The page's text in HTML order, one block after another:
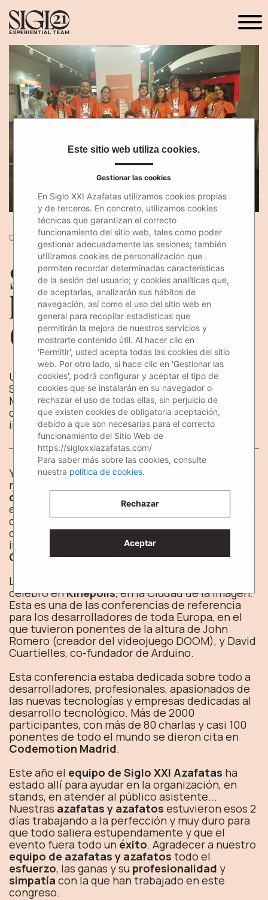
03 Dic 2018
Siglo XXI Azafatas en
la VII Edición de
Codemotion Madrid
Uno de nuestro equipos de chicas y chicos de
Siglo XXI Azafatas estuvo en la Codemotion
Madrid, una de las ferias más importantes de
desarrolladores y tecnología a nivel
internacional.
Ya casi estamos finalizando el año 2018, pero
nosotras seguimos a tope con un montón de
congresos
y ferias
equipo de
Siglo XXI Azafatas
trabajó los días 30
de noviembre y 1 de diciembre en una de las
conferencias de desarrolladores más
importantes a nivel nacional e internacional, la
Codemotion Madrid.
La
celebró enKinépolis, en la Ciudad de la imagen.
Esta es una de las conferencias de referencia
para los desarrolladores de toda Europa, en el
que tuvieron ponentes de la altura de John
Romero (creador del videojuego DOOM), y David
Cuartielles, co-fundador de Arduino.
Esta conferencia estaba dedicada sobre todo a
desarrolladores, profesionales, apasionados de
las nuevas tecnologías y empresas dedicadas al
desarrollo tecnológico. Más de 2000
participantes, con más de 80 charlas y casi 100
ponentes de todo el mundo se dieron cita en
Codemotion Madrid.
Este año el equipo de Siglo XXI Azafatas ha
estado allí para ayudar en la organización, en
stands, en atender al público asistente...
Nuestras azafatas y azafatos estuvieron esos 2
días trabajando a la perfección y muy duro para
que todo saliera estupendamente y que el
evento fuera todo un éxito. Agradecer a nuestro
equipo de azafatas y azafatos todo el
esfuerzo, las ganas y su profesionalidad y
simpatía con la que han trabajado en este
congreso.
Este sitio web utiliza cookies.
Gestionar las cookies
En Siglo XXI Azafatas utilizamos cookies propias
y de terceros. En concreto, utilizamos cookies
técnicas que garantizan el correcto
funcionamiento del sitio web, tales como poder
gestionar adecuadamente las sesiones; también
utilizamos cookies de personalización que
permiten recordar determinadas características
de la sesión del usuario; y cookies analíticas que,
de aceptarlas, analizarán sus hábitos de
navegación, así como el uso del sitio web en
general para recopilar estadísticas que
permitirán la mejora de nuestros servicios y
mostrarte contenido útil. Al hacer clic en
'Permitir', usted acepta todas las cookies del sitio
web. Por otro lado, si hace clic en 'Gestionar las
cookies', podrá configurar y aceptar el tipo de
cookies que se instalarán en su navegador o
rechazar el uso de todas ellas, sin perjuicio de
que existen cookies de obligatoria aceptación,
debido a que son necesarias para el correcto
funcionamiento del Sitio Web de
https://sigloxxiazafatas.com/
Para saber más sobre las cookies, consulte
nuestra política de cookies.
Rechazar
Aceptar